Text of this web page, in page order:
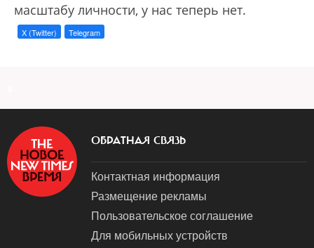
масштабу личности, у нас теперь нет.
X (Twitter) Telegram
ОБРАТНАЯ СВЯЗЬ
Контактная информация
Размещение рекламы
Пользовательское соглашение
Для мобильных устройств